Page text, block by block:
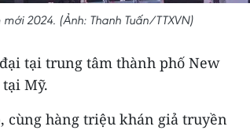
2024. (Ảnh: Thanh Tuấn/TTXVN)
tại trung tâm thành phố New
Mỹ.
hàng triệu khán giả truyền